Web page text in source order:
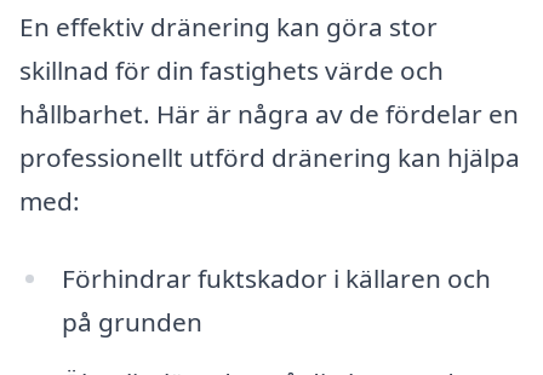
En effektiv dränering kan göra stor
skillnad för din fastighets värde och
hållbarhet. Här är några av de fördelar en
professionellt utförd dränering kan hjälpa
med:
Förhindrar fuktskador i källaren och
på grunden